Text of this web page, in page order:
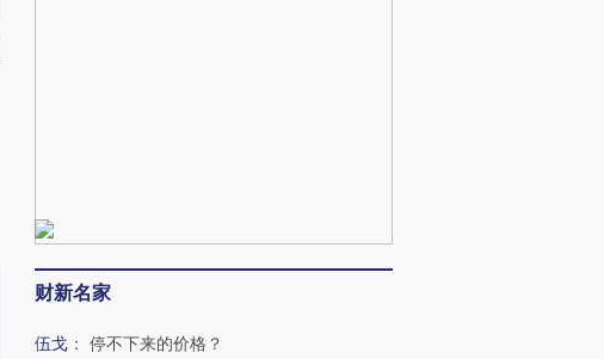
财新名家
伍戈 ： 停不下来的价格？